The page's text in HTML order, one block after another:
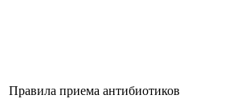
Правила приема антибиотиков